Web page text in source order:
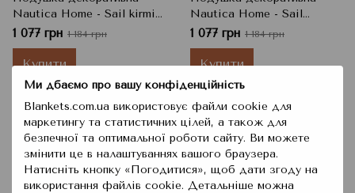
Ми дбаємо про вашу конфіденційність
Blankets.com.ua використовує файли cookie для
маркетингу та статистичних цілей, а також для
безпечної та оптимальної роботи сайту. Ви можете
змінити це в налаштуваннях вашого браузера.
Натисніть кнопку «Погодитися», щоб дати згоду на
використання файлів cookie. Детальніше можна
Nautica Home - Sail kirmizi
червоний 45x45
1 077 грн 1 184 грн
Купити
Nautica Home - Sail
lacivert синій 45x45
1 077 грн 1 184 грн
Купити